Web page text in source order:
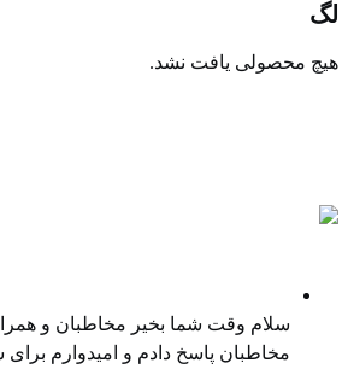
لگ
هیچ محصولی یافت نشد.
سلام وقت شما بخیر مخاطبان و
مخاطبان پاسخ دادم و امیدوارم